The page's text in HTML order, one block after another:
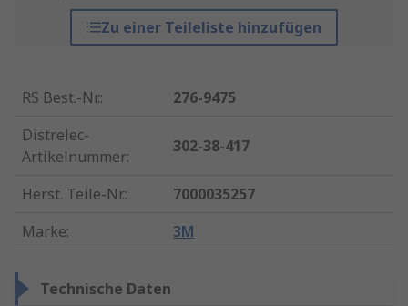
Zu einer Teileliste hinzufügen
RS Best.-Nr.:
276-9475
Distrelec-
Artikelnummer:
302-38-417
Herst. Teile-Nr.:
7000035257
Marke: 3M
Technische Daten